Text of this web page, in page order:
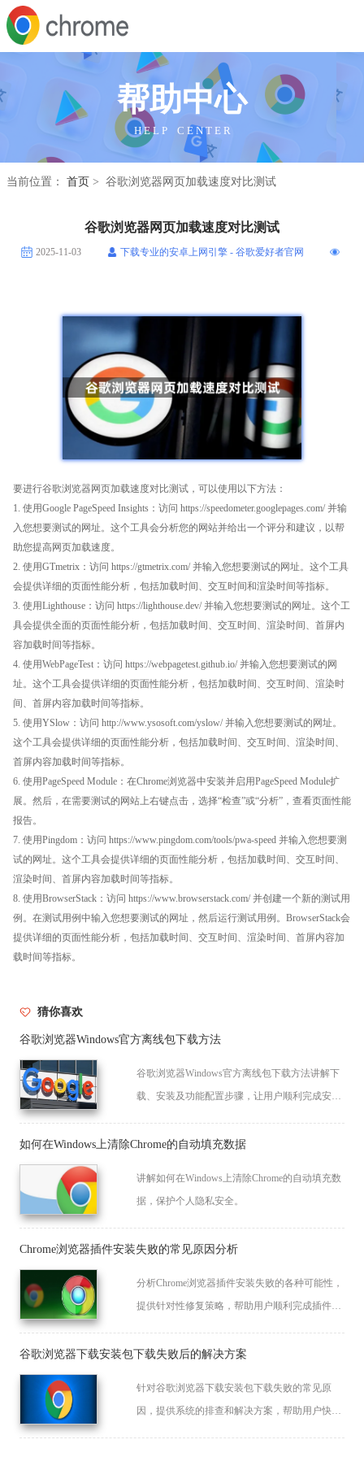
帮助中心
H E L P C E N T E R
当前位置： 首页 > 谷歌浏览器网页加载速度对比测试
谷歌浏览器网页加载速度对比测试
2025-11-03 下载专业的安卓上网引擎 - 谷歌爱好者官网
要进行谷歌浏览器网页加载速度对比测试，可以使用以下方法：
1. 使用Google PageSpeed Insights：访问 https://speedometer.googlepages.com/ 并输
入您想要测试的网址。这个工具会分析您的网站并给出一个评分和建议，以帮
助您提高网页加载速度。
2. 使用GTmetrix：访问 https://gtmetrix.com/ 并输入您想要测试的网址。这个工具
会提供详细的页面性能分析，包括加载时间、交互时间和渲染时间等指标。
3. 使用Lighthouse：访问 https://lighthouse.dev/ 并输入您想要测试的网址。这个工
具会提供全面的页面性能分析，包括加载时间、交互时间、渲染时间、首屏内
容加载时间等指标。
4. 使用WebPageTest：访问 https://webpagetest.github.io/ 并输入您想要测试的网
址。这个工具会提供详细的页面性能分析，包括加载时间、交互时间、渲染时
间、首屏内容加载时间等指标。
5. 使用YSlow：访问 http://www.ysosoft.com/yslow/ 并输入您想要测试的网址。
这个工具会提供详细的页面性能分析，包括加载时间、交互时间、渲染时间、
首屏内容加载时间等指标。
6. 使用PageSpeed Module：在Chrome浏览器中安装并启用PageSpeed Module扩
展。然后，在需要测试的网站上右键点击，选择“检查”或“分析”，查看页面性能
报告。
7. 使用Pingdom：访问 https://www.pingdom.com/tools/pwa-speed 并输入您想要测
试的网址。这个工具会提供详细的页面性能分析，包括加载时间、交互时间、
渲染时间、首屏内容加载时间等指标。
8. 使用BrowserStack：访问 https://www.browserstack.com/ 并创建一个新的测试用
例。在测试用例中输入您想要测试的网址，然后运行测试用例。BrowserStack会
提供详细的页面性能分析，包括加载时间、交互时间、渲染时间、首屏内容加
载时间等指标。
猜你喜欢
谷歌浏览器Windows官方离线包下载方法
谷歌浏览器Windows官方离线包下载方法讲解下
载、安装及功能配置步骤，让用户顺利完成安装
如何在Windows上清除Chrome的自动填充数据
讲解如何在Windows上清除Chrome的自动填充数
据，保护个人隐私安全。
Chrome浏览器插件安装失败的常见原因分析
分析Chrome浏览器插件安装失败的各种可能性，
提供针对性修复策略，帮助用户顺利完成插件安
谷歌浏览器下载安装包下载失败后的解决方案
针对谷歌浏览器下载安装包下载失败的常见原
因，提供系统的排查和解决方案，帮助用户快速